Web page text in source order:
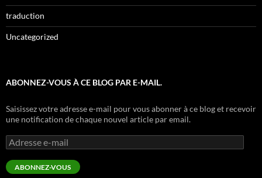
traduction
Uncategorized
ABONNEZ-VOUS À CE BLOG PAR E-MAIL.
Saisissez votre adresse e-mail pour vous abonner à ce blog et recevoir
une notification de chaque nouvel article par email.
Adresse
e-
mail
ABONNEZ-VOUS